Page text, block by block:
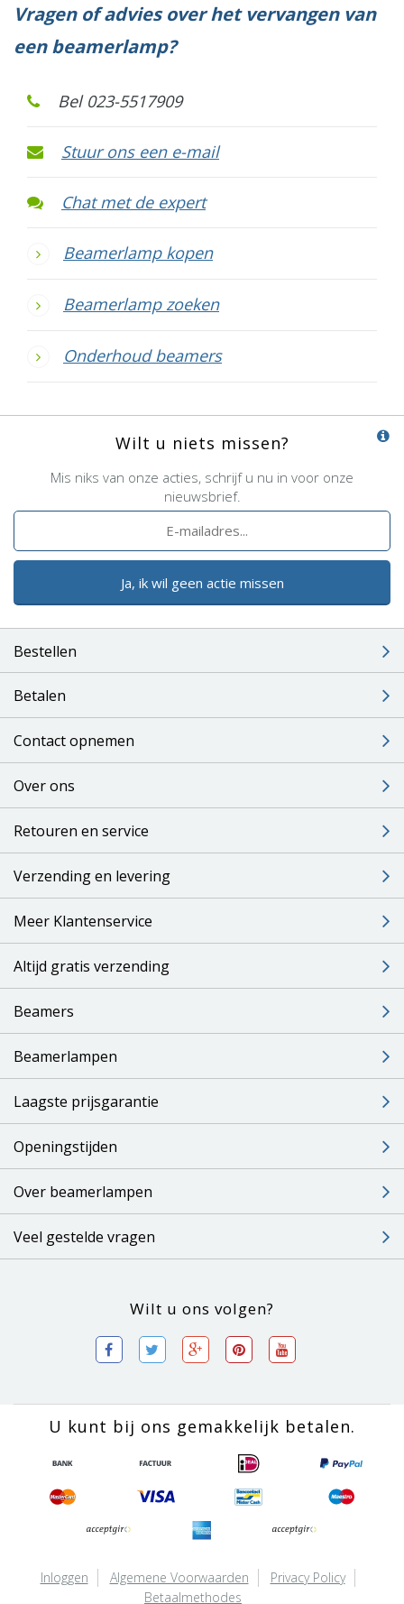
Vragen of advies over het vervangen van
een beamerlamp?
Bel 023-5517909
Stuur ons een e-mail
Chat met de expert
Beamerlamp kopen
Beamerlamp zoeken
Onderhoud beamers
Wilt u niets missen?
Mis niks van onze acties, schrijf u nu in voor onze
nieuwsbrief.
Ja, ik wil geen actie missen
Bestellen
Betalen
Contact opnemen
Over ons
Retouren en service
Verzending en levering
Meer Klantenservice
Altijd gratis verzending
Beamers
Beamerlampen
Laagste prijsgarantie
Openingstijden
Over beamerlampen
Veel gestelde vragen
Wilt u ons volgen?
U kunt bij ons gemakkelijk betalen.
Inloggen Algemene Voorwaarden
Privacy Policy
Betaalmethodes